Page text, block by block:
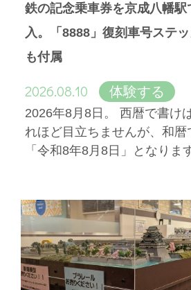
鉄の記念乗車券を京成八幡駅
入。「8888」復刻車号ステ
も付属
2026.08.10 体験する
2026年8月8日。 西暦で書け
れほど目立ちませんが、和暦
「令和8年8月8日」となりま